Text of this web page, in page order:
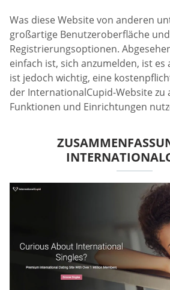
Was diese Website von anderen
großartige Benutzeroberfläche
Registrierungsoptionen.
einfach ist, sich anzumelden, ist es
ist jedoch wichtig, eine
der InternationalCupid-Website zu
Funktionen und Einrichtungen